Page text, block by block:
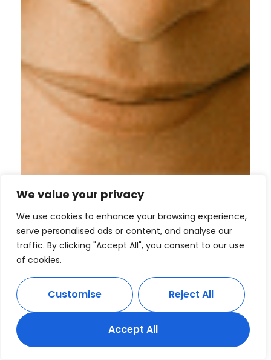
We value your privacy
We use cookies to enhance your browsing experience,
serve personalised ads or content, and analyse our
traffic. By clicking "Accept All", you consent to our use
of cookies.
Customise Reject All
Accept All